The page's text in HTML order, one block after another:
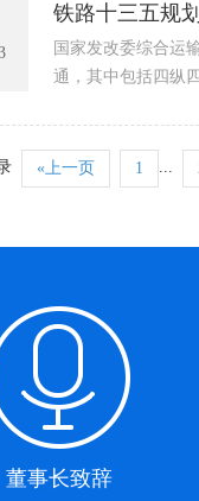
铁路十三五规
国家发改委综合运
通，其中包括四纵
«上一页 1 ...
董事长致辞